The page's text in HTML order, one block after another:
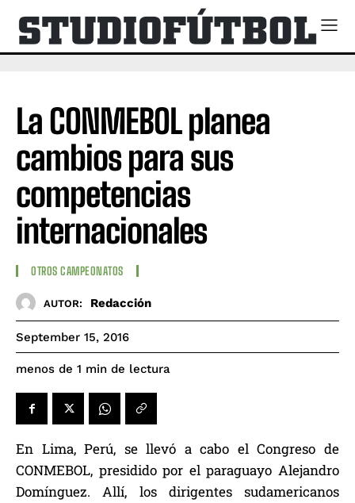
La CONMEBOL planea
cambios para sus
competencias
internacionales
OTROS CAMPEONATOS
AUTOR: Redacción
September 15, 2016
menos de 1 min de lectura
En Lima, Perú, se llevó a cabo el Congreso de
CONMEBOL, presidido por el paraguayo Alejandro
Domínguez. Allí, los dirigentes sudamericanos